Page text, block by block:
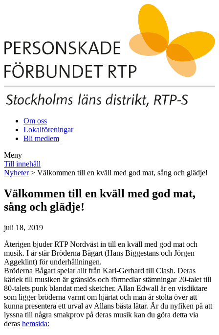
Om oss
Lokalföreningar
Bli medlem
Meny
Till innehåll
Nyheter> Välkommen till en kväll med god mat, sång och glädje!
Välkommen till en kväll med god mat,
sång och glädje!
juli 18, 2019
Återigen bjuder RTP Nordväst in till en kväll med god mat och
musik. I år står Bröderna Bågart (Hans Biggestans och Jörgen
Aggeklint) för underhållningen.
Bröderna Bågart spelar allt från Karl-Gerhard till Clash. Deras
kärlek till musiken är gränslös och förmedlar stämningar 20-talet till
80-talets punk blandat med sketcher. Allan Edwall är en visdiktare
som ligger bröderna varmt om hjärtat och man är stolta över att
kunna presentera ett urval av Allans bästa låtar. Är du nyfiken på att
lyssna till några smakprov på deras musik kan du göra detta via
deras hemsida: